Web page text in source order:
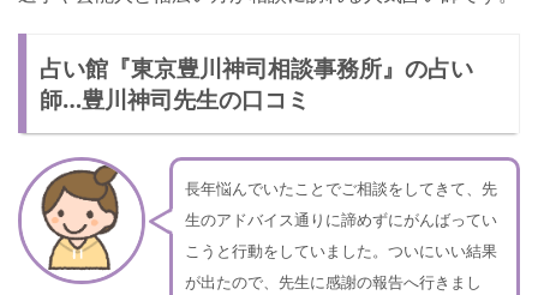
占い館『東京豊川神司相談事務所』の占い
師…豊川神司先生の口コミ
長年悩んでいたことでご相談をしてきて、先
生のアドバイス通りに諦めずにがんばってい
こうと行動をしていました。ついにいい結果
が出たので、先生に感謝の報告へ行きまし